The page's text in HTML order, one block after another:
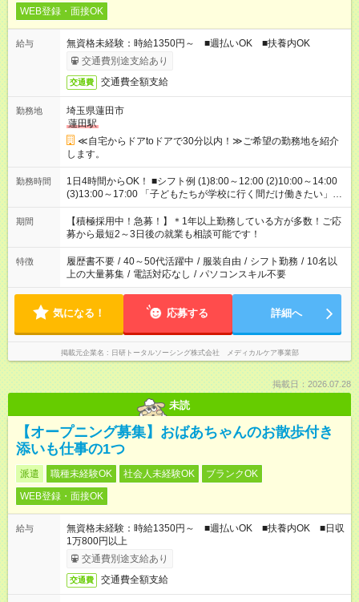
WEB登録・面接OK
給与
無資格未経験：時給1350円～ ■週払いOK ■扶養内OK
交通費別途支給あり
交通費 交通費全額支給
勤務地
埼玉県蓮田市
蓮田駅
≪自宅からドアtoドアで30分以内！≫ご希望の勤務地を紹介
します。
勤務時間
1日4時間からOK！ ■シフト例 (1)8:00～12:00 (2)10:00～14:00
(3)13:00～17:00 「子どもたちが学校に行く間だけ働きたい」
「余裕を持って夕飯の準備がしたい」 「午前中は働いて、午後
はプライベートの時間にしたい」 など、ご希望を教えてくださ
いね。 ※Wワーク希望の方へ 今ご覧のお仕事で希望する勤務時
間と、もう1つのお仕事の勤務時間。 合計で週40時間を超える
場合は応募できません。
期間
【積極採用中！急募！】＊1年以上勤務している方が多数！ご応
募から最短2～3日後の就業も相談可能です！
特徴 履歴書不要 / 40～50代活躍中 / 服装自由 / シフト勤務 / 10名以
上の大量募集 / 電話対応なし / パソコンスキル不要
気になる！ 応募する 詳細へ
掲載元企業名 日研トータルソーシング株式会社 メディカルケア事業部
掲載日：2026.07.28
未読
【オープニング募集】おばあちゃんのお散歩付き
添いも仕事の1つ
派遣 職種未経験OK 社会人未経験OK
ブランクOK
WEB登録・面接OK
給与
無資格未経験：時給1350円～ ■週払いOK ■扶養内OK ■日収
1万800円以上
交通費別途支給あり
交通費 交通費全額支給